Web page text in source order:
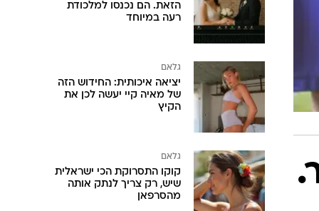
הזאת. הם נכנסו למלכודת
רעה במיוחד
גלאם
יציאה איכותית: החידוש הזה
של מאיה קיי יעשה לכן את
הקיץ
גלאם
קוקו התסרוקת הכי ישראלית
שיש, רק צריך לנתק אותה
מהסרפאן